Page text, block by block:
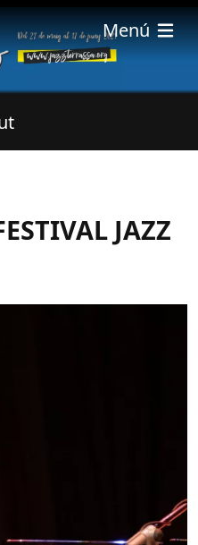
Menú
JAZZ